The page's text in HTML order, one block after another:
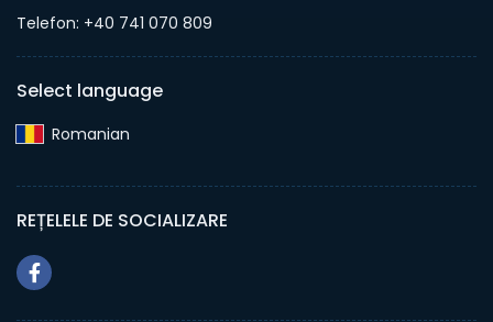
Telefon: +40 741 070 809
Select language
Romanian‎
REȚELELE DE SOCIALIZARE